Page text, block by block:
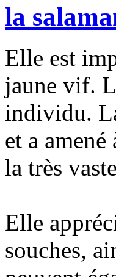
la
Elle est
jaune vif.
individu.
et a
la très
Elle
souches,